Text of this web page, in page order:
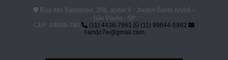
Rua das Bandeiras, 356, andar 6 - Jardim Santo André -
São Paulo - SP
CEP: 09090-780
(11) 4436-7861
(11) 99844-5992
nando7w@gmail.com